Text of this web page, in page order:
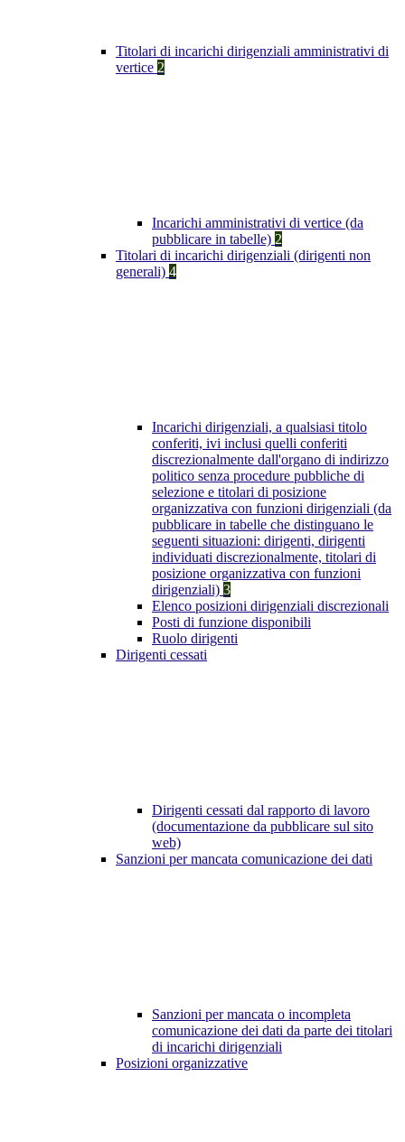
Titolari di incarichi dirigenziali amministrativi di
vertice 2
Incarichi amministrativi di vertice (da
pubblicare in tabelle) 2
Titolari di incarichi dirigenziali (dirigenti non
generali) 4
Incarichi dirigenziali, a qualsiasi titolo
conferiti, ivi inclusi quelli conferiti
discrezionalmente dall'organo di indirizzo
politico senza procedure pubbliche di
selezione e titolari di posizione
organizzativa con funzioni dirigenziali (da
pubblicare in tabelle che distinguano le
seguenti situazioni: dirigenti, dirigenti
individuati discrezionalmente, titolari di
posizione organizzativa con funzioni
dirigenziali) 3
Elenco posizioni dirigenziali discrezionali
Posti di funzione disponibili
Ruolo dirigenti
Dirigenti cessati
Dirigenti cessati dal rapporto di lavoro
(documentazione da pubblicare sul sito
web)
Sanzioni per mancata comunicazione dei dati
Sanzioni per mancata o incompleta
comunicazione dei dati da parte dei titolari
di incarichi dirigenziali
Posizioni organizzative